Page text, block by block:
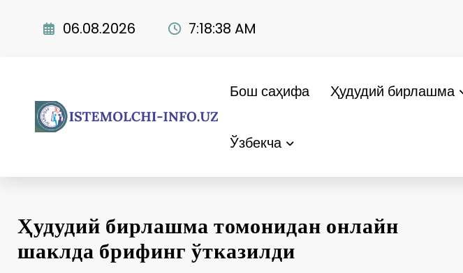
06.08.2026 7:18:39 AM
Бош саҳифа Ҳудудий бирлашма
Ўзбекча
Ҳудудий бирлашма томонидан онлайн
шаклда брифинг ўтказилди